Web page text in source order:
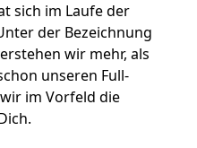
sich im Laufe der
der Bezeichnung
wir mehr, als
unseren Full-
im Vorfeld die